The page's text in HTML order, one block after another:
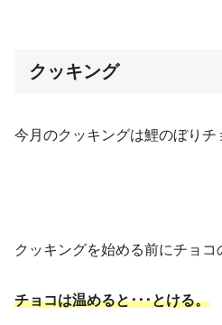
クッキング
今月のクッキングは鯉のぼりチ
クッキングを始める前にチョコ
チョコは温めると･･･とける。